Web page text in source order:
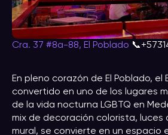
Cra. 37 #8a-88, El Poblado
En pleno corazón de El Poblado, el
convertido en uno de los lugares
de la vida nocturna LGBTQ en
mix de decoración colorista, luces
mural, se convierte en un espacio